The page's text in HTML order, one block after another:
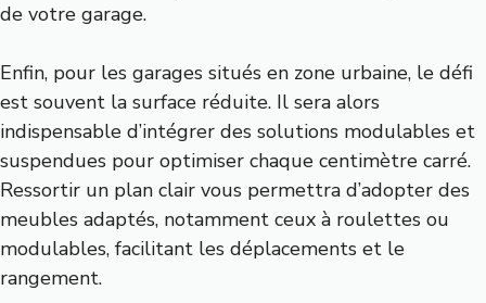
de votre garage.
Enfin, pour les garages situés en zone urbaine, le défi
est souvent la surface réduite. Il sera alors
indispensable d’intégrer des solutions modulables et
suspendues pour optimiser chaque centimètre carré.
Ressortir un plan clair vous permettra d’adopter des
meubles adaptés, notamment ceux à roulettes ou
modulables, facilitant les déplacements et le
rangement.